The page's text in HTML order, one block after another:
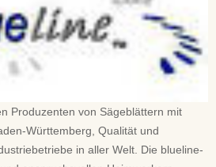
Produzenten von Sägeblättern mit
Württemberg, Qualität und
in aller Welt. Die blueline-